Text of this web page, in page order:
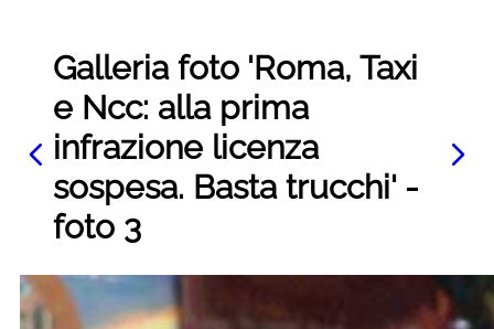
Galleria foto 'Roma, Taxi
e Ncc: alla prima
infrazione licenza
sospesa. Basta trucchi' -
foto 3